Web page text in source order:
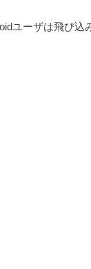
ユーザは飛び込